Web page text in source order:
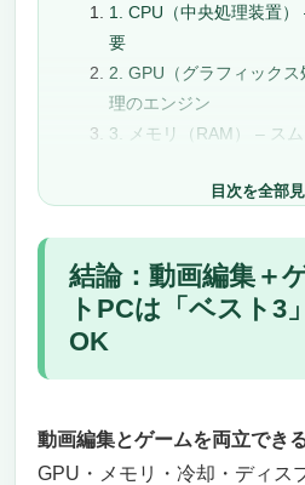
1. CPU（中央処理装置
要
2. GPU（グラフィック
理のエンジン
3. メモリ（RAM） – ス
4. ストレージ – 速度と容
6. 冷却性能 – パフォーマ
要なポイント
7. バッテリー駆動時間と
まとめ
ク比較早見表
【2026年版】動画編集＋
目次を全部
結論：動画編集＋
トPCは「ベスト3
OK
動画編集とゲームを両立でき
GPU・メモリ・冷却・ディス